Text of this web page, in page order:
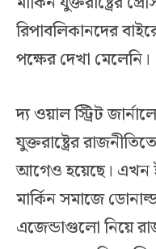
রিপাবলিকানদের
পক্ষের দেখা মেলেনি।
দ্য ওয়াল স্ট্রিট
যুক্তরাষ্ট্রের
আগেও হয়েছে। এখন
মার্কিন সমাজে
এজেন্ডাগুলো নিয়ে